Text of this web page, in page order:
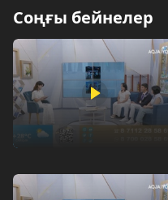
Соңғы бейнелер